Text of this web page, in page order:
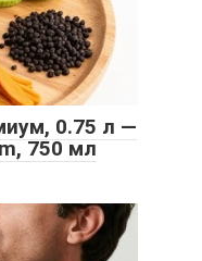
0.75 л —
750 мл